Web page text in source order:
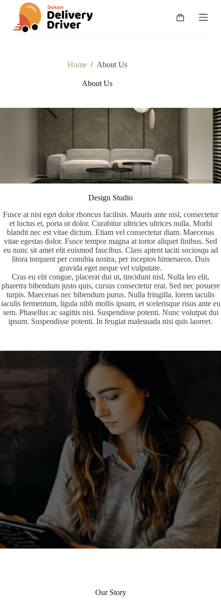
n
Shopping
Home / About Us
About Us
Design Studio
Fusce at nisi eget dolor rhoncus facilisis. Mauris ante nisl, consectetur
et luctus et, porta ut dolor. Curabitur ultricies ultrices nulla. Morbi
blandit nec est vitae dictum. Etiam vel consectetur diam. Maecenas
vitae egestas dolor. Fusce tempor magna at tortor aliquet finibus. Sed
eu nunc sit amet elit euismod faucibus. Class aptent taciti sociosqu ad
litora torquent per conubia nostra, per inceptos himenaeos. Duis
gravida eget neque vel vulputate.
Cras eu elit congue, placerat dui ut, tincidunt nisl. Nulla leo elit,
pharetra bibendum justo quis, cursus consectetur erat. Sed nec posuere
turpis. Maecenas nec bibendum purus. Nulla fringilla, lorem iaculis
iaculis fermentum, ligula nibh mollis ipsum, et scelerisque risus ante eu
sem. Phasellus ac sagittis nisi. Suspendisse potenti. Nunc volutpat dui
ipsum. Suspendisse potenti. In feugiat malesuada nisi quis laoreet.
Our Story